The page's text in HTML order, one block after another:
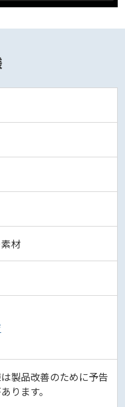
材
製品改善のために予告
ります。